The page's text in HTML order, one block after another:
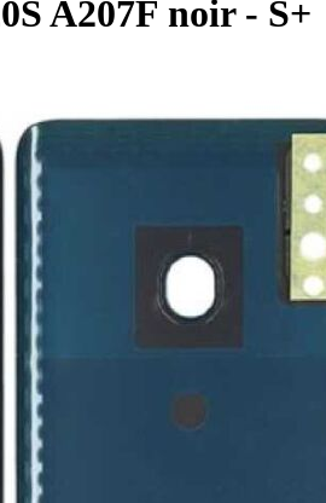
A207F noir - S+